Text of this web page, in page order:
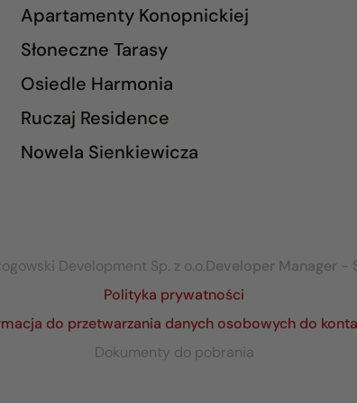
Apartamenty Konopnickiej
Słoneczne Tarasy
Osiedle Harmonia
Ruczaj Residence
Nowela Sienkiewicza
Development Sp. z o.o.Developer Manager -
Polityka prywatności
do przetwarzania danych osobowych do
Dokumenty do pobrania